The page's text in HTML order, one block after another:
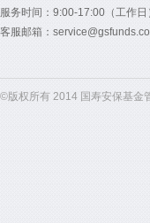
服务时间：9:00-17:00（工作日
客服邮箱：
©版权所有 2014 国寿安保基金